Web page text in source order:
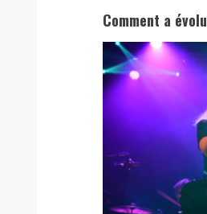
Comment a